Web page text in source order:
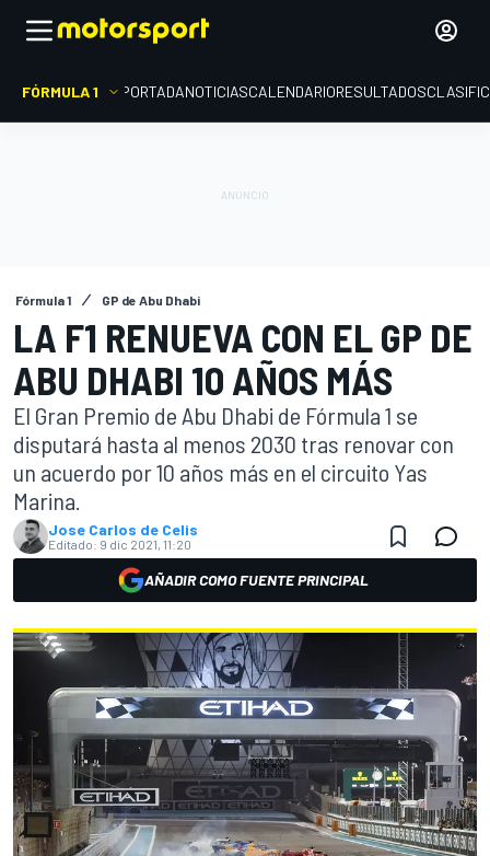
FÓRMULA 1 PORTADANOTICIASCALENDARIORESULTADOS
Fórmula 1 GP de Abu Dhabi
LA F1 RENUEVA CON EL GP DE
ABU DHABI 10 AÑOS MÁS
El Gran Premio de Abu Dhabi de Fórmula 1 se
disputará hasta al menos 2030 tras renovar con
un acuerdo por 10 años más en el circuito Yas
Marina.
Jose Carlos de Celis
Editado: 9 dic 2021, 11:20
AÑADIR COMO FUENTE PRINCIPAL